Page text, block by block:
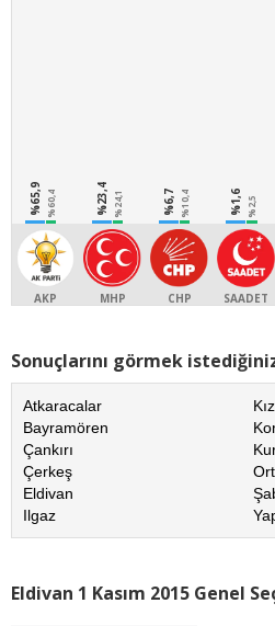
%65,9 %60,4
AKP
%23,4 %24,1
MHP
%6,7 %10,4
CHP
%1,6 %2,5
SAADET
Sonuçlarını görmek
Atkaracalar
Bayramören
Çankırı
Çerkeş
Eldivan
Ilgaz
Eldivan 1 Kasım 2015 Genel